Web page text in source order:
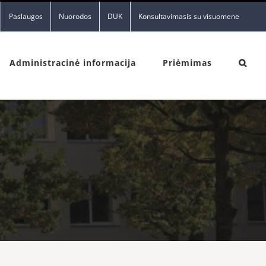
Paslaugos Nuorodos DUK Konsultavimasis su visuomene
Administracinė informacija Priėmimas